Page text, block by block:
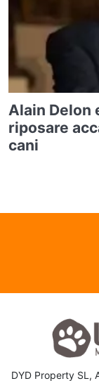
Alain Delon
riposare
cani
DYD Property SL,